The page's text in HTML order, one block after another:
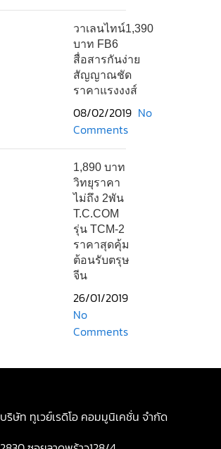
วาเลนไทน์1,390
บาท FB6
สื่อสารกันง่าย
สัญญาณชัด
ราคาแรงงงส์
08/02/2019 No
Comments
1,890 บาท
วิทยุราคา
ไม่ถึง 2พัน
T.C.COM
รุ่น TCM-2
ราคาสุดคุ้ม
ต้อนรับตรุษ
จีน
26/01/2019
No
Comments
บริษัท ทูเวย์เรดิโอ คอมมูนิเคชั่น จำกัด